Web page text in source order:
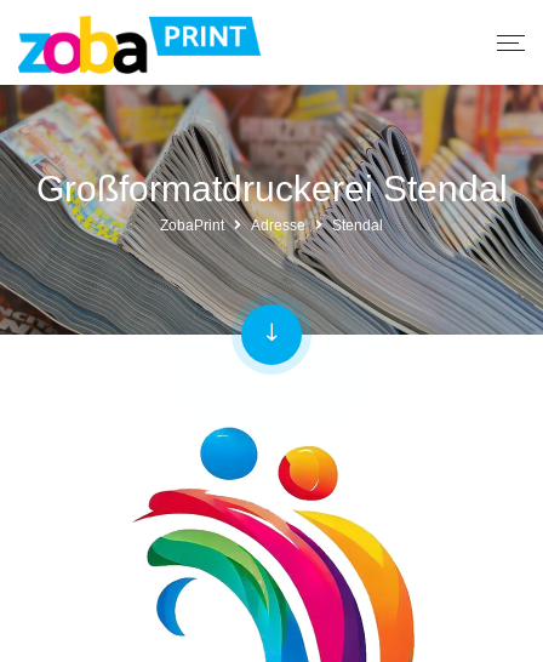
Großformatdruckerei Stendal
ZobaPrint Adresse Stendal